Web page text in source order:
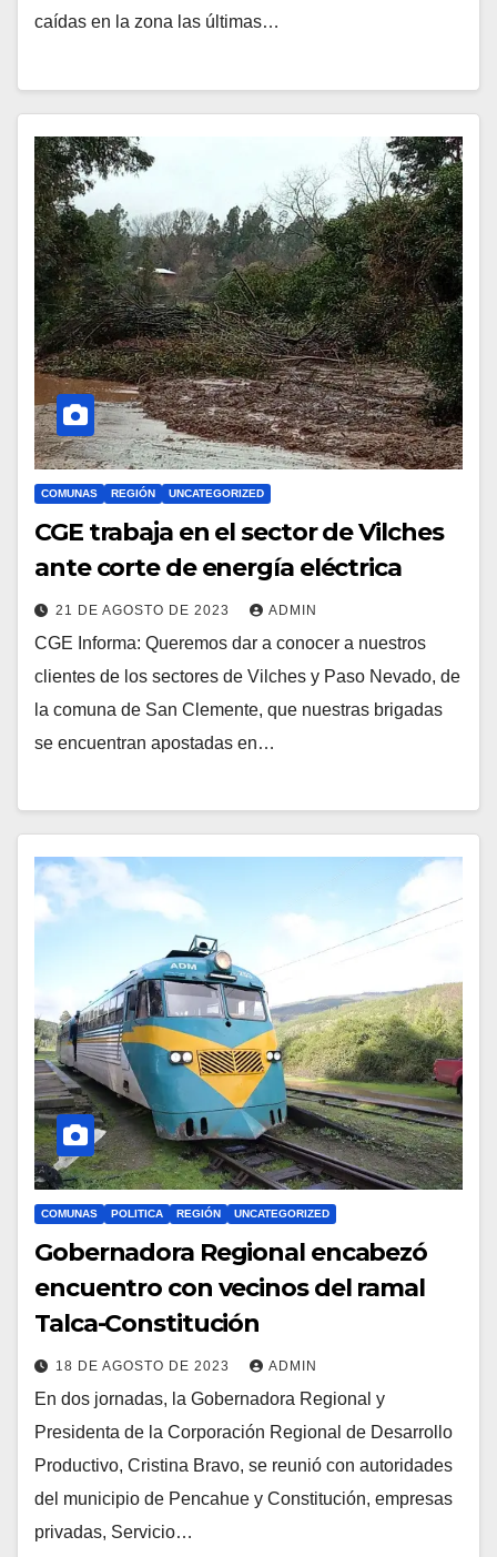
caídas en la zona las últimas…
COMUNAS REGIÓN UNCATEGORIZED
CGE trabaja en el sector de Vilches
ante corte de energía eléctrica
21 DE AGOSTO DE 2023 ADMIN
CGE Informa: Queremos dar a conocer a nuestros
clientes de los sectores de Vilches y Paso Nevado, de
la comuna de San Clemente, que nuestras brigadas
se encuentran apostadas en…
COMUNAS POLITICA REGIÓN UNCATEGORIZED
Gobernadora Regional encabezó
encuentro con vecinos del ramal
Talca-Constitución
18 DE AGOSTO DE 2023 ADMIN
En dos jornadas, la Gobernadora Regional y
Presidenta de la Corporación Regional de Desarrollo
Productivo, Cristina Bravo, se reunió con autoridades
del municipio de Pencahue y Constitución, empresas
privadas, Servicio…